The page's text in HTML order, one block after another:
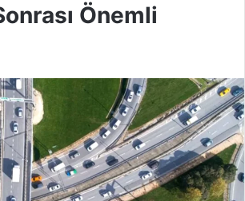
Önemli